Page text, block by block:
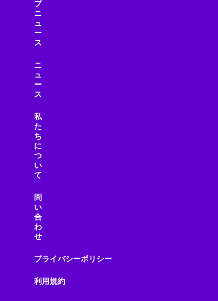
プ
ニ
ュ
ー
ス
ニ
ュ
ー
ス
私
た
ち
に
つ
い
て
問
い
合
わ
せ
プライバシーポリシー
利用規約